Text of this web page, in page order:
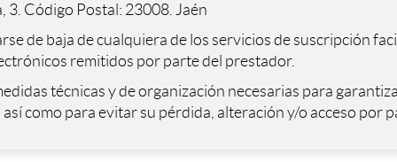
3. Código Postal: 23008. Jaén
de baja de cualquiera de los servicios de suscripción
remitidos por parte del prestador.
técnicas y de organización necesarias para
como para evitar su pérdida, alteración y/o acceso por